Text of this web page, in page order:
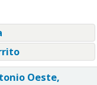
Oeste,